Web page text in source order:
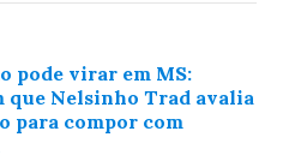
pode virar em MS:
que Nelsinho Trad avalia
para compor com